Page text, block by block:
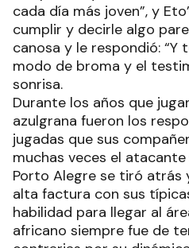
cada día más joven”, y
cumplir y decirle algo
canosa y le respondió: “Y
modo de broma y el
sonrisa.
Durante los años que
azulgrana fueron los
jugadas que sus
muchas veces el
Porto Alegre se tiró atrás
alta factura con sus
habilidad para llegar al
africano siempre fue de